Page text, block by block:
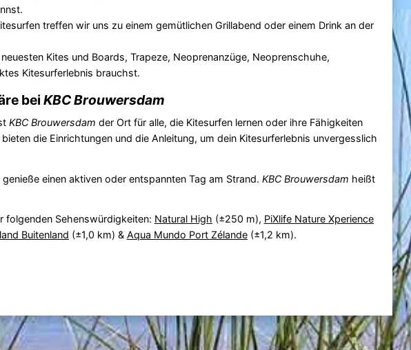
treffen wir uns zu einem gemütlichen Grillabend oder einem Drink an der
Kites und Boards, Trapeze, Neoprenanzüge, Neoprenschuhe,
Kitesurferlebnis brauchst.
bei KBC Brouwersdam
KBC Brouwersdam der Ort für alle, die Kitesurfen lernen oder ihre Fähigkeiten
die Einrichtungen und die Anleitung, um dein Kitesurferlebnis unvergesslich
einen aktiven oder entspannten Tag am Strand. KBC Brouwersdam heißt
folgenden Sehenswürdigkeiten: Natural High (±250 m), PiXlife Nature Xperience
Buitenland (±1,0 km) & Aqua Mundo Port Zélande(±1,2 km).